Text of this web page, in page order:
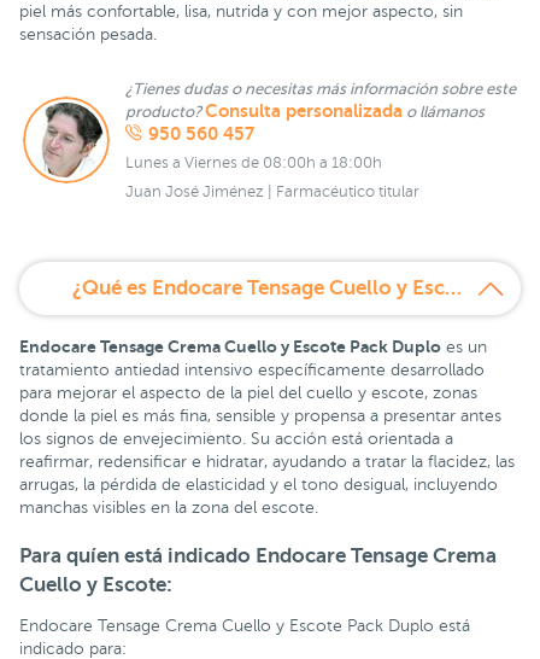
piel más confortable, lisa, nutrida y con mejor aspecto, sin
sensación pesada.
¿Tienes dudas o necesitas más información sobre este
producto?Consulta personalizada o llámanos
950 560 457
Lunes a Viernes de 08:00h a 18:00h
Juan José Jiménez | Farmacéutico titular
¿Qué es Endocare Tensage Cuello y Escote Pack Duplo?
Endocare Tensage Crema Cuello y Escote Pack Duplo es un
tratamiento antiedad intensivo específicamente desarrollado
para mejorar el aspecto de la piel del cuello y escote, zonas
donde la piel es más fina, sensible y propensa a presentar antes
los signos de envejecimiento. Su acción está orientada a
reafirmar, redensificar e hidratar, ayudando a tratar la flacidez, las
arrugas, la pérdida de elasticidad y el tono desigual, incluyendo
manchas visibles en la zona del escote.
Para quíen está indicado Endocare Tensage Crema
Cuello y Escote:
Endocare Tensage Crema Cuello y Escote Pack Duplo está
indicado para: